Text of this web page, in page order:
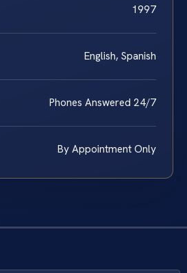
1997
English, Spanish
Phones Answered 24/7
By Appointment Only